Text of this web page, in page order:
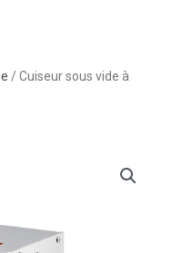
/ Cuiseur sous vide à